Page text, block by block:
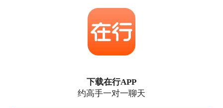
下载在行APP
约高手一对一聊天